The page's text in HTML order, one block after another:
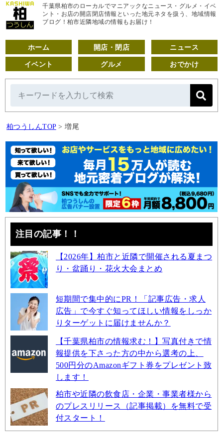
千葉県柏市のローカルでマニアックなニュース・グルメ・イベ
ント・お店の開店閉店情報といった地元ネタを扱う、地域情報
ブログ！柏市近隣地域の情報もお届け！
ホーム 開店・閉店 ニュース
イベント グルメ おでかけ
柏つうしんTOP > 増尾
注目の記事！！
【2026年】柏市と近隣で開催される夏まつ
り・盆踊り・花火大会まとめ
短期間で集中的にPR！「記事広告・求人
広告」で今すぐ知ってほしい情報をしっか
りターゲットに届けませんか？
【千葉県柏市の情報求む！】写真付きで情
報提供を下さった方の中から選考の上、
500円分のAmazonギフト券をプレゼント致
します！
柏市や近隣の飲食店・企業・事業者様から
のプレスリリース（記事掲載）を無料で受
付スタート！